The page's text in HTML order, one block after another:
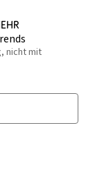
nicht mit